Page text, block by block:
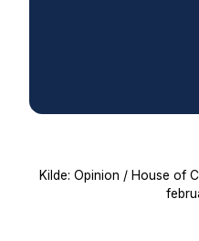
Kilde: Opinion / House of